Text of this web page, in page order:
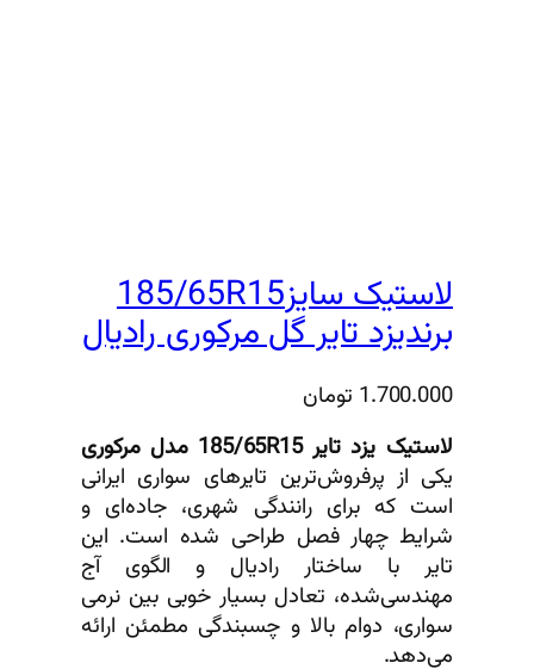
لاستیک سایز185/65R15
برندیزد تایر گل مرکوری رادیال
1.700.000 تومان
لاستیک یزد تایر 185/65R15 مدل مرکوری
یکی از پرفروش‌ترین تایرهای سواری ایرانی
است که برای رانندگی شهری، جاده‌ای و
شرایط چهار فصل طراحی شده است. این
تایر با ساختار رادیال و الگوی آج
مهندسی‌شده، تعادل بسیار خوبی بین نرمی
سواری، دوام بالا و چسبندگی مطمئن ارائه
می‌دهد.